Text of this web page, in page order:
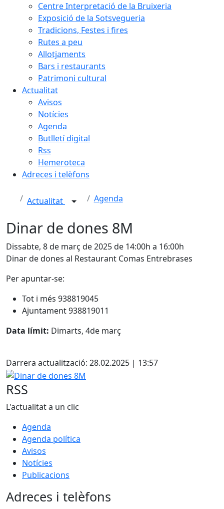
Centre Interpretació de la Bruixeria
Exposició de la Sotsvegueria
Tradicions, Festes i fires
Rutes a peu
Allotjaments
Bars i restaurants
Patrimoni cultural
Actualitat
Avisos
Notícies
Agenda
Butlletí digital
Rss
Hemeroteca
Adreces i telèfons
Actualitat Agenda
Dinar de dones 8M
Dissabte, 8 de març de 2025 de 14:00h a 16:00h
Dinar de dones al Restaurant Comas Entrebrases
Per apuntar-se:
Tot i més 938819045
Ajuntament 938819011
Data límit: Dimarts, 4de març
Darrera actualització: 28.02.2025 | 13:57
Dinar de dones 8M
RSS
L'actualitat a un clic
Agenda
Agenda política
Avisos
Notícies
Publicacions
Adreces i telèfons